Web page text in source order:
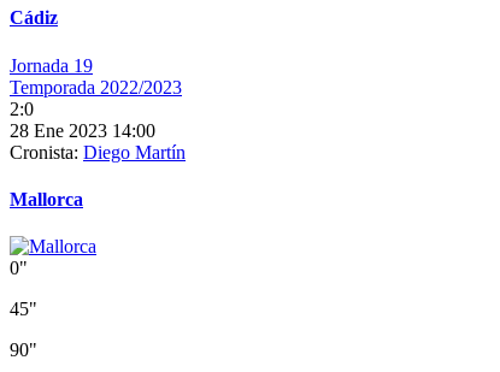
Cádiz
Jornada 19
Temporada 2022/2023
2:0
28 Ene 2023 14:00
Cronista: Diego Martín
Mallorca
0"
45"
90"